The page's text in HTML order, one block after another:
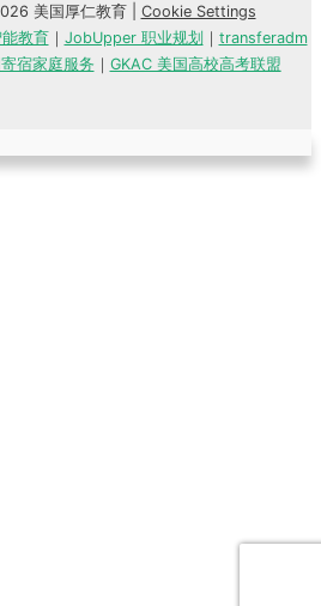
美国厚仁教育 | Cookie Settings
教育｜ JobUpper 职业规划 ｜ transferadm
宿家庭服务 ｜ GKAC 美国高校高考联盟